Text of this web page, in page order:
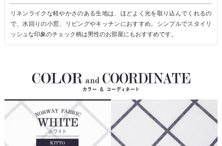
リネンライクな軽やかさのある生地は、ほどよく光を取り込んでくれるの
で、水回りの小窓、リビングやキッチンにおすすめ。シンプルでスタイリ
ッシュな印象のチェック柄は男性のお部屋にもおすすめです。